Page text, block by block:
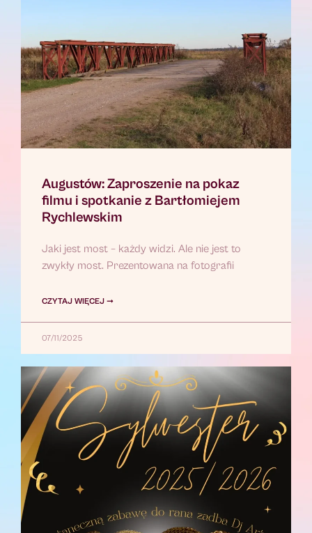
Augustów: Zaproszenie na pokaz
filmu i spotkanie z Bartłomiejem
Rychlewskim
Jaki jest most – każdy widzi. Ale nie jest to
zwykły most. Prezentowana na fotografii
CZYTAJ WIĘCEJ ➞
07/11/2025